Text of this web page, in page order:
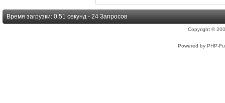
Время загрузки: 0.51 секунд - 24 Запросов
Copyright ©
Powered by PHP-